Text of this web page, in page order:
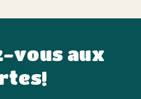
vous aux